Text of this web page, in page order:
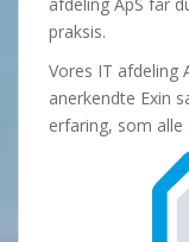
praksis.
Vores IT afdeling
anerkendte Exin
erfaring, som